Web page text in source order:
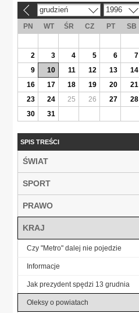
grudzień 1996
PN WT ŚR CZ PT SB
2
3 4 5 6 7
9
10 11 12 13 14
16
17 18 19 20 21
23
24 25 26 27 28
30
31
SPIS TREŚCI
ŚWIAT
SPORT
PRAWO
KRAJ
Czy "Metro" dalej nie pojedzie
Informacje
Jak prezydent spędzi 13 grudnia
Oleksy o powiatach